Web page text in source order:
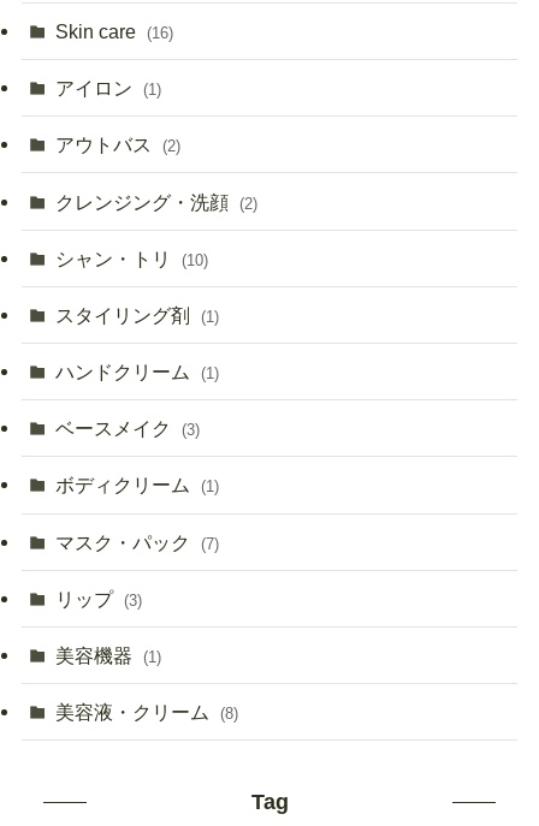
Skin care (16)
アイロン (1)
アウトバス (2)
クレンジング・洗顔 (2)
シャン・トリ (10)
スタイリング剤 (1)
ハンドクリーム (1)
ベースメイク (3)
ボディクリーム (1)
マスク・パック (7)
リップ (3)
美容機器 (1)
美容液・クリーム (8)
Tag